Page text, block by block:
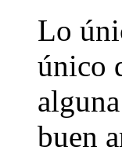
Lo
único
buen